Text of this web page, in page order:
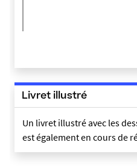
Livret illustré
Un livret illustré avec les
est également en cours de